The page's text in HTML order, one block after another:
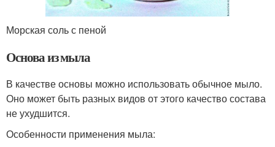
Морская соль с пеной
Основа из мыла
В качестве основы можно использовать обычное мыло.
Оно может быть разных видов от этого качество состава
не ухудшится.
Особенности применения мыла: